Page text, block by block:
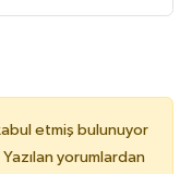
etmiş bulunuyor
yorumlardan